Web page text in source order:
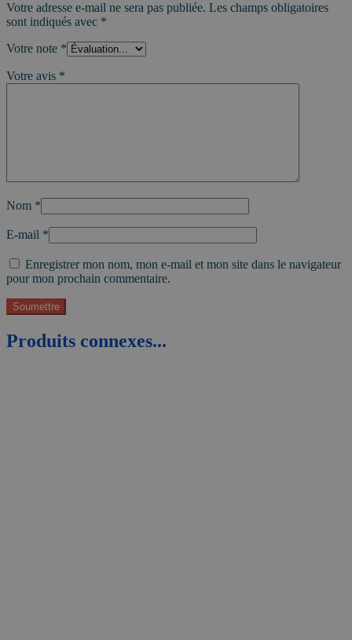
Votre adresse e-mail ne sera pas publiée. Les champs obligatoires
sont indiqués avec *
Votre note *
Votre avis *
Nom *
E-mail *
Enregistrer mon nom, mon e-mail et mon site dans le navigateur
pour mon prochain commentaire.
Produits connexes...